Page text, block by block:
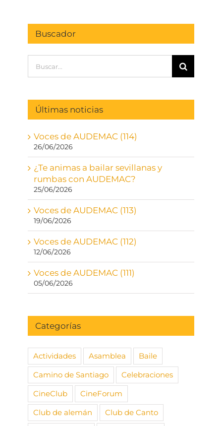
Buscador
Últimas noticias
Voces de AUDEMAC (114)
26/06/2026
¿Te animas a bailar sevillanas y
rumbas con AUDEMAC?
25/06/2026
Voces de AUDEMAC (113)
19/06/2026
Voces de AUDEMAC (112)
12/06/2026
Voces de AUDEMAC (111)
05/06/2026
Categorías
Actividades Asamblea
Baile
Camino de Santiago
Celebraciones
CineClub
CineForum
Club de alemán
Club de Canto